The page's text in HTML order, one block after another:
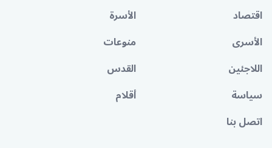
اقتصاد
الأسرة
الأسرى
منوعات
اللاجئين
القدس
سياسة
أقلام
اتصل بنا